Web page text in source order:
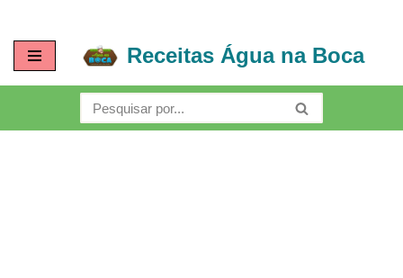
Pular
Receitas Água na Boca